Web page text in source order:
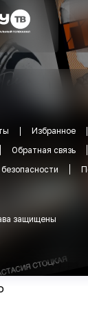
Избранное
Обратная связь
защищены